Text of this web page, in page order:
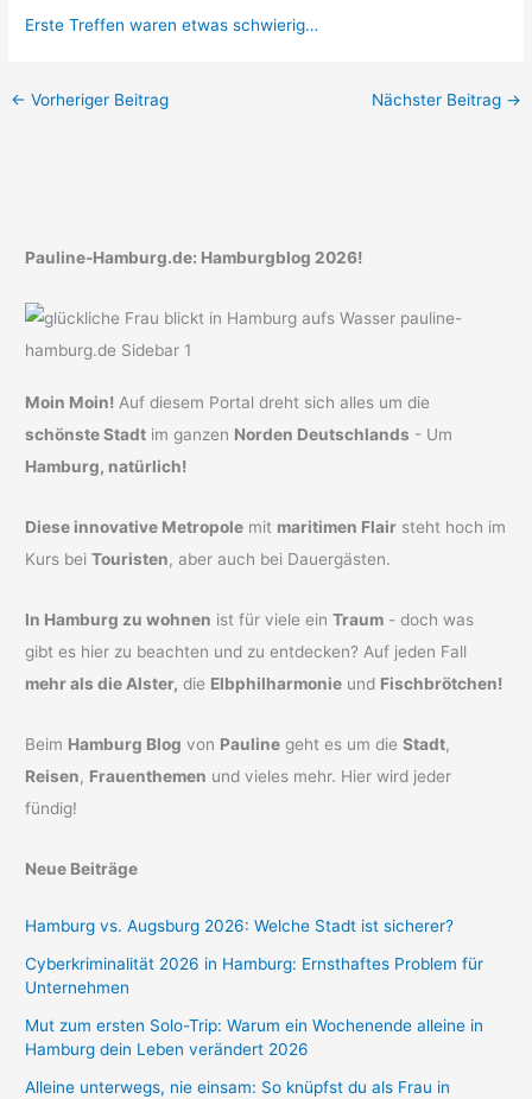
Erste Treffen waren etwas schwierig…
← Vorheriger Beitrag Nächster Beitrag →
Pauline-Hamburg.de: Hamburgblog 2026!
Moin Moin! Auf diesem Portal dreht sich alles um die
schönste Stadt im ganzen Norden Deutschlands - Um
Hamburg, natürlich!
Diese innovative Metropole mit maritimen Flair steht hoch im
Kurs beiTouristen, aber auch bei Dauergästen.
In Hamburg zu wohnen ist für viele einTraum - doch was
gibt es hier zu beachten und zu entdecken? Auf jeden Fall
mehr als die Alster, die Elbphilharmonie und Fischbrötchen!
Beim Hamburg Blog von Pauline geht es um dieStadt,
Reisen, Frauenthemen und vieles mehr. Hier wird jeder
fündig!
Neue Beiträge
Hamburg vs. Augsburg 2026: Welche Stadt ist sicherer?
Cyberkriminalität 2026 in Hamburg: Ernsthaftes Problem für
Unternehmen
Mut zum ersten Solo-Trip: Warum ein Wochenende alleine in
Hamburg dein Leben verändert 2026
Alleine unterwegs, nie einsam: So knüpfst du als Frau in